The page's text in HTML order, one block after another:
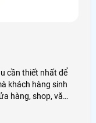
cần thiết nhất để
khách hàng sinh
hàng, shop, văn